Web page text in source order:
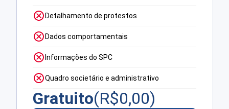
Detalhamento de protestos
Dados comportamentais
Informações do SPC
Quadro societário e administrativo
Gratuito(R$0,00)